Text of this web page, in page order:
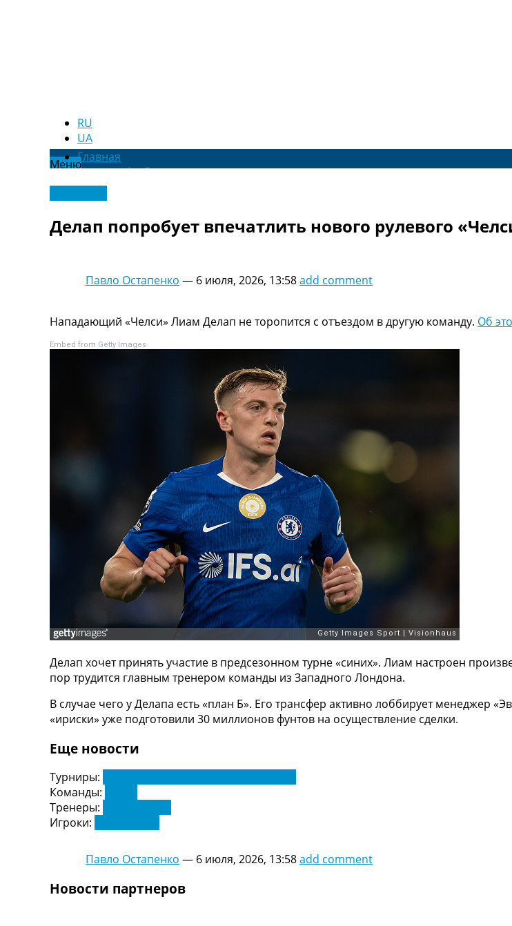
RU
UA
МенюГлавная
Новости футбола
Видео
Трансферы
Новости футбола Украины
Последние комментарии
Рейтинги
Турниры
Чемпионат Мира
Украина. Премьер-Лига
Англия. Премьер Лига
Таблицы групп Чемпионата Мира
Украина. Премьер-Лига
Украина. Первая Лига
Лига Чемпионов. Таблицы групп
Англия. Премьер-Лига
Испания. Ла Лига
Все таблицы >>>
Рейтинги
Рейтинг стран УЕФА
Рейтинг клубов УЕФА
Рейтинг ФИФА
ТВ программа
UA
Categories
Главная
Новости футбола
Видео
Трансферы
Новости футбола Украины
Последние комментарии
Конкурс прогнозов
Логин
Правила
Турниры
Делап попробует впечатлить нового рулевого
Павло Остапенко — 6 июля, 2026, 13:58add comment
Нападающий «Челси» Лиам Делап не торопится с отъездом в другую команду. Об
Embed from Getty Images
Делап хочет принять участие в предсезонном турне «синих». Лиам настроен
пор трудится главным тренером команды из Западного Лондона.
В случае чего у Делапа есть «план Б». Его трансфер активно лоббирует менеджер
«ириски» уже подготовили 30 миллионов фунтов на осуществление сделки.
Еще новости
Турниры:
Команды:
Тренеры:
Игроки:
Павло Остапенко — 6 июля, 2026, 13:58add comment
Новости партнеров